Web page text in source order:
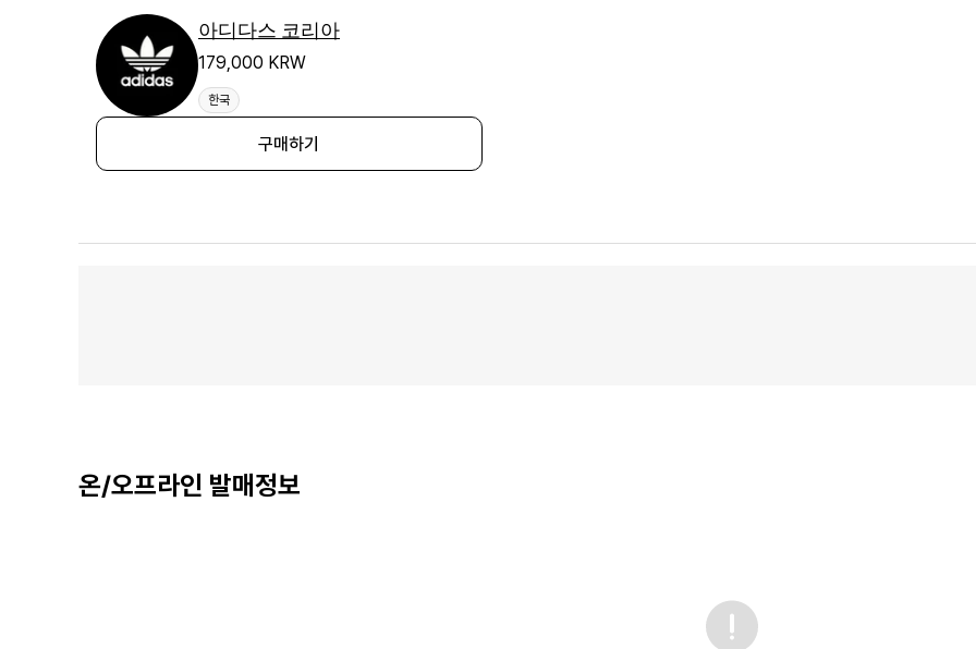
아디다스 코리아
179,000 KRW
한국
구매하기
온/오프라인 발매정보